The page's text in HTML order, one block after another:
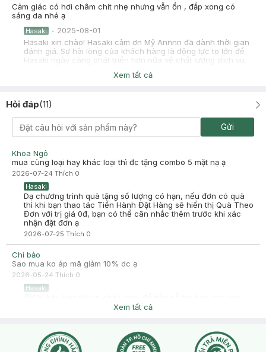
Cảm giác có hơi châm chít nhẹ nhưng vẫn ổn , đắp xong có
sáng da nhé ạ
Hasaki - 2025-08-01
Hasaki xin chào! Hasaki cảm ơn Mỹ Annnn đã dành thời gian
đánh giá. Sự hài lòng của khách hàng là động lực to lớn để
Hasaki ngày càng phát triển hơn nữa về chất lượng dịch vụ.
Cảm ơn bạn đã tin tưởng và mua sắm tại Hasaki!
Chị Ly
Đã mua hàng
2024-05-30
Trộm vía sài em này hợp!! Sài xong thấy mát mịn mặt em này nếu
mà ai đang tình trạng mụn xưng nhẹ thì sài ổn nha
Hasaki -2024-05-30
Hasaki cảm ơn bạn đã luôn tin tưởng và lựa chọn sản phẩm
của Hasaki. Chúc bạn luôn tươi trẻ nhé
Xem tất cả
Hỏi đáp(11)
Gửi
Khoa Ngô
mua cùng loại hay khác loại thì đc tặng combo 5 mặt nạ ạ
2026-07-24 Thích 0
Hasaki
Dạ chương trình quà tặng số lượng có hạn, nếu đơn có quà
thì khi bạn thao tác Tiến Hành Đặt Hàng sẽ hiển thị Quà Theo
Đơn với trị giá 0đ, bạn có thể cân nhắc thêm trước khi xác
nhận đặt đơn ạ
2026-07-25 Thích 0
Chí bảo
Sao mua ko áp mã giảm 10% dc ạ
2026-05-24 Thích 0
Hasaki
bạn vào mục chat để bên mình tư vấn trực tiếp nhé !
Đặt nguyên xuân vàng với mặt nạ foodaholic có áp mã dc ko
Xem tất cả